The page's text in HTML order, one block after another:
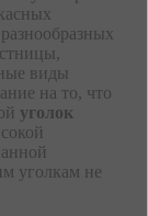
виды
на то, что
уголок
уголкам не